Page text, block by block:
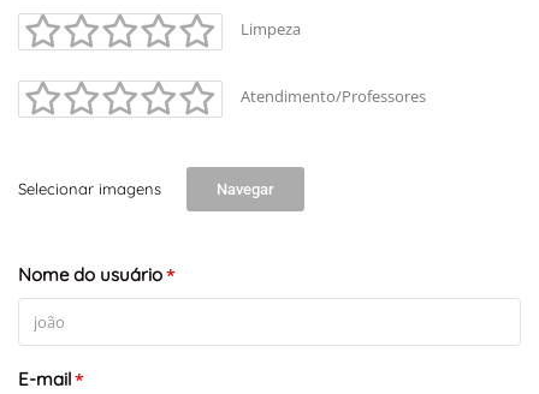
Limpeza
Atendimento/Professores
Selecionar imagens Navegar
Nome do usuário*
E-mail*